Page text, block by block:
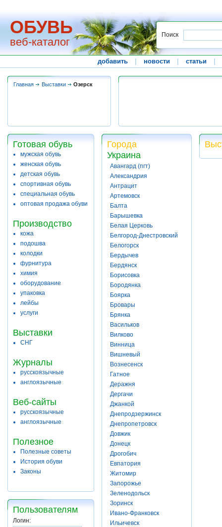
ОБУВЬ
веб-каталог
Поиск
добавить новости статьи
Главная Выставки Озерск
Готовая обувь
мужская обувь
женская обувь
детская обувь
спортивная обувь
специальная обувь
оптовая продажа обуви
Производство
кожа
подошва
колодки
фурнитура
химия
оборудование
упаковка
лейбы
услуги
Выставки
СНГ
Журналы
русскоязычные
англоязычные
Веб-сайты
русскоязычные
англоязычные
Полезное
Полезные советы
История обуви
Законы
Пользователям
Логин:
Города
Украина
Авангард (пгт)
Александрия
Антрацит
Артемовск
Балта
Барышевка
Белая Церковь
Белгород-Днестровский
Белогорск
Бердычев
Бердянск
Борисовка
Бородянка
Боярка
Бровары
Брянка
Васильков
Вилково
Винница
Вишневый
Вознесенск
Гатное
Деражня
Дергачи
Джанкой
Днепродзержинск
Днепропетровск
Довжик
Донецк
Дрогобич
Евпатория
Житомир
Запорожье
Зеленодольск
Зоринск
Ивано-Франковск
Ильичевск